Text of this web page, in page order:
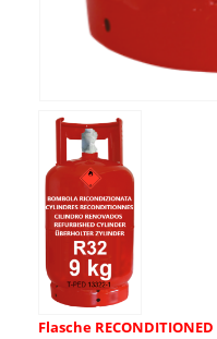
Flasche RECONDITIONED